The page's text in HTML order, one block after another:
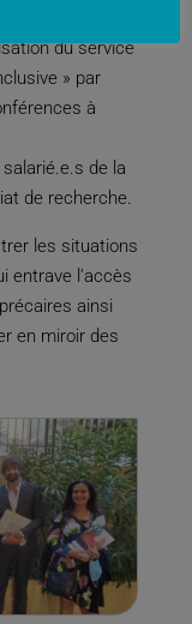
du service
» par
à
de la
de recherche.
les situations
entrave l’accès
ainsi
en miroir des